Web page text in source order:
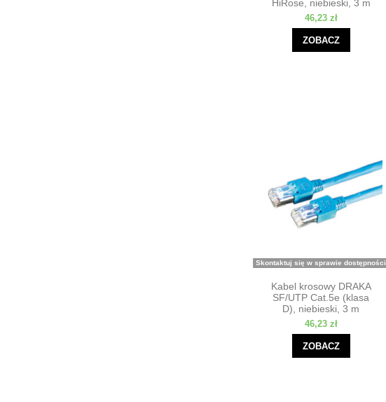
HiRose, niebieski, 3 m
46,23 zł
ZOBACZ
Skontaktuj się w sprawie dostępności
Kabel krosowy DRAKA
SF/UTP Cat.5e (klasa
D), niebieski, 3 m
46,23 zł
ZOBACZ